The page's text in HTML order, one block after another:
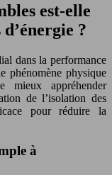
est-elle
?
dans la performance
phénomène physique
mieux appréhender
de l’isolation des
pour réduire la
à